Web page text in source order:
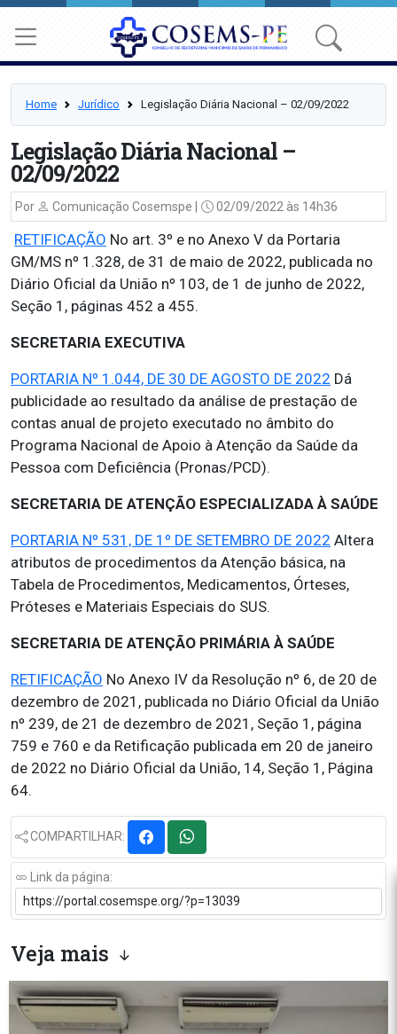
Home Jurídico Legislação Diária Nacional – 02/09/2022
Legislação Diária Nacional –
02/09/2022
Por Comunicação Cosemspe | 02/09/2022 às 14h36
RETIFICAÇÃO No art. 3º e no Anexo V da Portaria
GM/MS nº 1.328, de 31 de maio de 2022, publicada no
Diário Oficial da União nº 103, de 1 de junho de 2022,
Seção 1, páginas 452 a 455.
SECRETARIA EXECUTIVA
PORTARIA Nº 1.044, DE 30 DE AGOSTO DE 2022 Dá
publicidade ao resultado da análise de prestação de
contas anual de projeto executado no âmbito do
Programa Nacional de Apoio à Atenção da Saúde da
Pessoa com Deficiência (Pronas/PCD).
SECRETARIA DE ATENÇÃO ESPECIALIZADA À SAÚDE
PORTARIA Nº 531, DE 1º DE SETEMBRO DE 2022 Altera
atributos de procedimentos da Atenção básica, na
Tabela de Procedimentos, Medicamentos, Órteses,
Próteses e Materiais Especiais do SUS.
SECRETARIA DE ATENÇÃO PRIMÁRIA À SAÚDE
RETIFICAÇÃO No Anexo IV da Resolução nº 6, de 20 de
dezembro de 2021, publicada no Diário Oficial da União
nº 239, de 21 de dezembro de 2021, Seção 1, página
759 e 760 e da Retificação publicada em 20 de janeiro
de 2022 no Diário Oficial da União, 14, Seção 1, Página
64.
COMPARTILHAR:
Link da página:
Veja mais